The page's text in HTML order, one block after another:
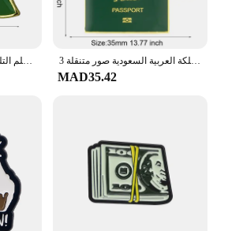
10 قطعة مجموعة المملكة العربية السعودية العلم التلبيب شارة بدبوس بروش اختيار المملكة العربية السعودية صور متنقلة 3M ملصق شارة معدنية دبابيس دبابيس
MAD35.42